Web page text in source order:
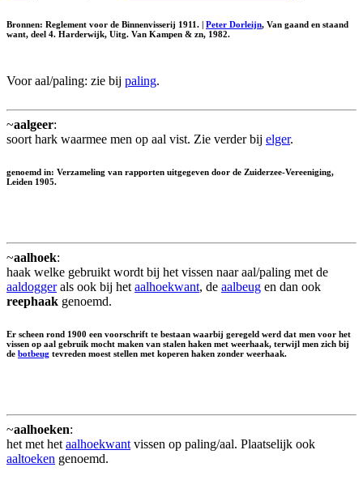
Bronnen: Reglement voor de Binnenvisserij 1911. | Peter Dorleijn, Van gaand en staand
want, deel 4. Harderwijk, Uitg. Van Kampen & zn, 1982.
Voor aal/paling: zie bij paling.
~aalgeer:
soort hark waarmee men op aal vist. Zie verder bij elger.
genoemd in: Verzameling van rapporten uitgegeven door de Zuiderzee-Vereeniging,
Leiden 1905.
~aalhoek:
haak welke gebruikt wordt bij het vissen naar aal/paling met de
aaldoggerals ook bij het aalhoekwant, de aalbeug en dan ook
reephaak genoemd.
Er scheen rond 1900 een voorschrift te bestaan waarbij geregeld werd dat men voor het
vissen op aal gebruik mocht maken van stalen haken met weerhaak, terwijl men zich bij
de botbeug tevreden moest stellen met koperen haken zonder weerhaak.
~aalhoeken:
het met het aalhoekwant vissen op paling/aal. Plaatselijk ook
aaltoeken genoemd.